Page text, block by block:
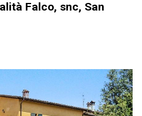
Falco, snc, San